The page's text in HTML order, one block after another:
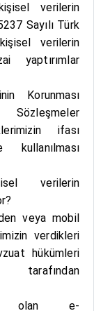
verilerin
Sayılı Türk
verilerin
yaptırımlar
Korunması
ifası
verilerin
veya mobil
verdikleri
hükümleri
tarafından
ait olan e-